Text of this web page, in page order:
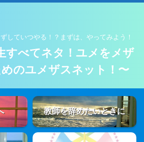
していつやる！？まずは、やってみよう！
すべてネタ！ユメをメザ
のユメザスネット！〜
教師を辞めたいときに